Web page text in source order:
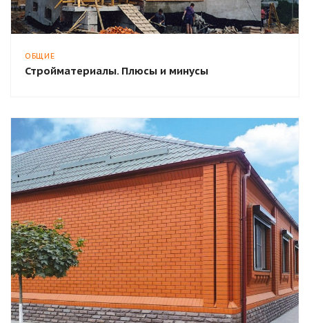
ОБЩИЕ
Стройматериалы. Плюсы и минусы